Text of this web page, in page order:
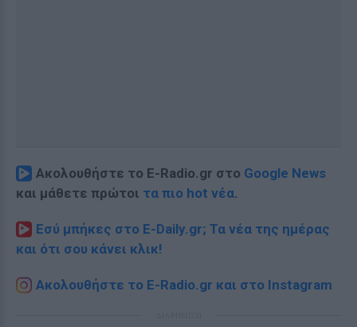
Ακολουθήστε το E-Radio.gr στο Google News
και μάθετε πρώτοι τα πιο hot νέα.
Εσύ μπήκες στο E-Daily.gr; Τα νέα της ημέρας
και ότι σου κάνει κλικ!
Ακολουθήστε το E-Radio.gr και στο Instagram